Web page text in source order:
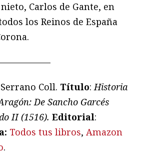
Carlos de Gante, en
los Reinos de España
Coll. Título:Historia
De Sancho Garcés
II (1516). Editorial:
Todos tus libros, Amazon
.